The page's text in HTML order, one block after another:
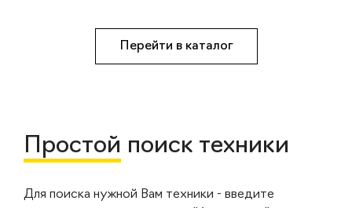
Перейти в каталог
Простой поиск техники
Для поиска нужной Вам техники - введите